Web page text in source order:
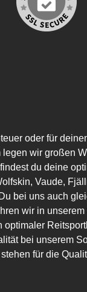
oder für
wir großen
du deine
Vaude,
bei uns auch
wir in
bei unserem
für die